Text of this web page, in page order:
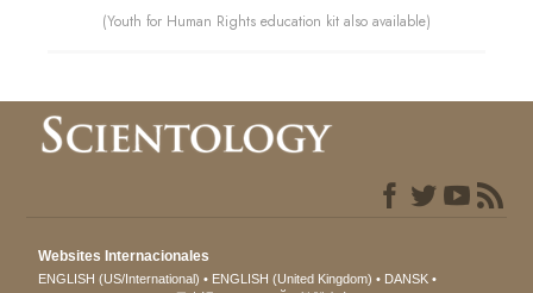
(Youth for Human Rights education kit also available)
Websites Internacionales
ENGLISH (US/International) ENGLISH (United Kingdom)
DANSK